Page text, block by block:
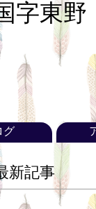
字東野
グ
新記事